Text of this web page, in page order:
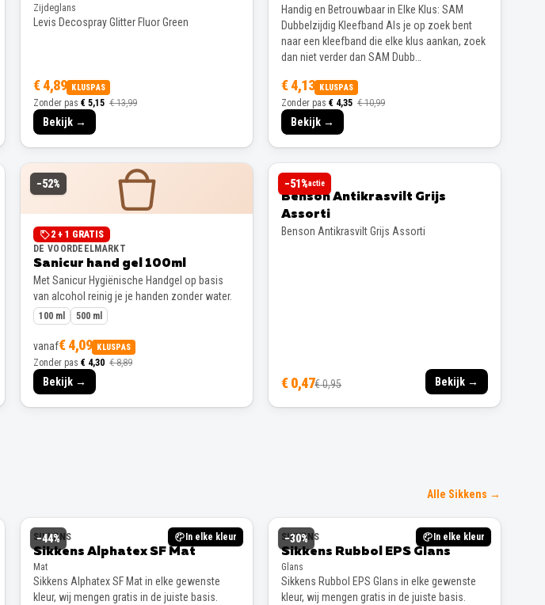
Zijdeglans
Levis Decospray Glitter Fluor Green
€ 4,89 KLUSPAS
Zonder pas € 5,15 € 13,99
Bekijk →
Handig en Betrouwbaar in Elke Klus: SAM
Dubbelzijdig Kleefband Als je op zoek bent
naar een kleefband die elke klus aankan, zoek
dan niet verder dan SAM Dubb…
€ 4,13 KLUSPAS
Zonder pas € 4,35 € 10,99
Bekijk →
−52%
2 + 1 GRATIS
DE VOORDEELMARKT
Sanicur hand gel 100ml
Met Sanicur Hygiënische Handgel op basis
van alcohol reinig je je handen zonder water.
100 ml 500 ml
vanaf€ 4,09 KLUSPAS
Zonder pas € 4,30 € 8,89
Bekijk →
−51%actie
BENSON
Benson Antikrasvilt Grijs
Assorti
Benson Antikrasvilt Grijs Assorti
€ 0,47€ 0,95 Bekijk →
Alle Sikkens →
−44% In elke kleur
SIKKENS
Sikkens Alphatex SF Mat
Mat
Sikkens Alphatex SF Mat in elke gewenste
kleur, wij mengen gratis in de juiste basis.
−30% In elke kleur
SIKKENS
Sikkens Rubbol EPS Glans
Glans
Sikkens Rubbol EPS Glans in elke gewenste
kleur, wij mengen gratis in de juiste basis.